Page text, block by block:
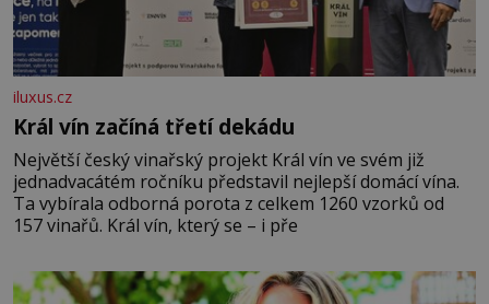
iluxus.cz
Král vín začíná třetí dekádu
Největší český vinařský projekt Král vín ve svém již
jednadvacátém ročníku představil nejlepší domácí vína.
Ta vybírala odborná porota z celkem 1260 vzorků od
157 vinařů. Král vín, který se – i pře